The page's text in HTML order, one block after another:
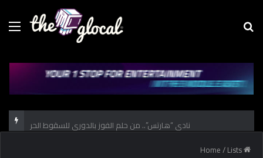
Menu
نادي “هارتس”.. من حلم الفوز بالدوري للسقوط الحر
/Lists